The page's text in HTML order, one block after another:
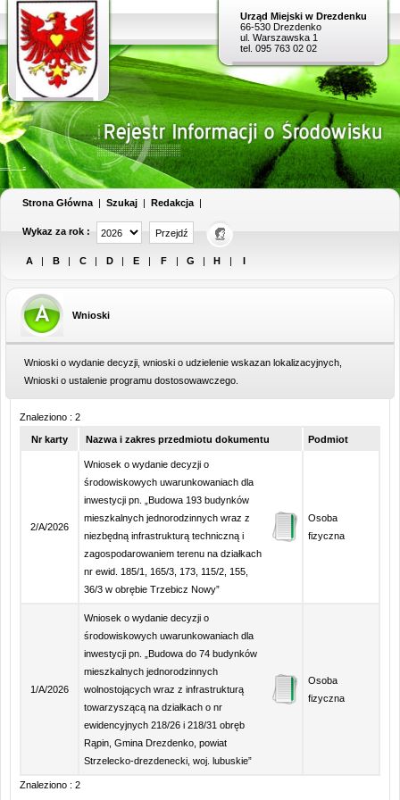
Urząd Miejski w Drezdenku
66-530 Drezdenko
ul. Warszawska 1
tel. 095 763 02 02
Strona Główna | Szukaj | Redakcja |
Wykaz za rok :
A | B | C | D | E | F | G | H | I
Wnioski
Wnioski o wydanie decyzji, wnioski o udzielenie wskazan lokalizacyjnych,
Wnioski o ustalenie programu dostosowawczego.
Znaleziono : 2
Nr karty Nazwa i zakres przedmiotu dokumentu Podmiot
2/A/2026
Wniosek o wydanie decyzji o
środowiskowych uwarunkowaniach dla
inwestycji pn. „Budowa 193 budynków
mieszkalnych jednorodzinnych wraz z
niezbędną infrastrukturą techniczną i
zagospodarowaniem terenu na działkach
nr ewid. 185/1, 165/3, 173, 115/2, 155,
36/3 w obrębie Trzebicz Nowy”
Osoba
fizyczna
1/A/2026
Wniosek o wydanie decyzji o
środowiskowych uwarunkowaniach dla
inwestycji pn. „Budowa do 74 budynków
mieszkalnych jednorodzinnych
wolnostojących wraz z infrastrukturą
towarzyszącą na działkach o nr
ewidencyjnych 218/26 i 218/31 obręb
Rąpin, Gmina Drezdenko, powiat
Strzelecko-drezdenecki, woj. lubuskie”
Osoba
fizyczna
Znaleziono : 2